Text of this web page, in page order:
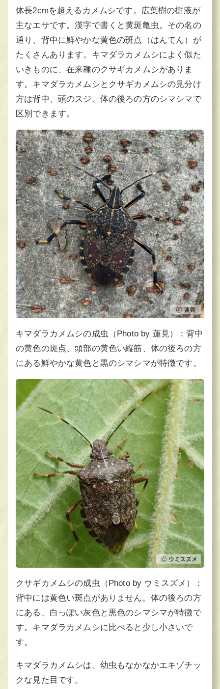
体長2cmを超えるカメムシです。広葉樹の樹液が
主なエサです。漢字で書くと黄斑亀虫。その名の
通り、背中に鮮やかな黄色の斑点（はんてん）が
たくさんあります。キマダラカメムシによく似た
いきものに、在来種のクサギカメムシがありま
す。キマダラカメムシとクサギカメムシの見分け
方は背中、頭のスジ、体の後ろの方のシマシマで
区別できます。
キマダラカメムシの成虫（Photo by 蓮見）：背中
の黄色の斑点、頭部の黄色い縦筋、体の後ろの方
にある鮮やかな黄色と黒のシマシマが特徴です。
クサギカメムシの成虫（Photo by ウミスズメ）：
背中には黄色い斑点がありません。体の後ろの方
にある、白っぽい灰色と黒色のシマシマが特徴で
す。キマダラカメムシに比べると少し小さいで
す。
キマダラカメムシは、幼虫もなかなかエキゾチッ
クな見た目です。